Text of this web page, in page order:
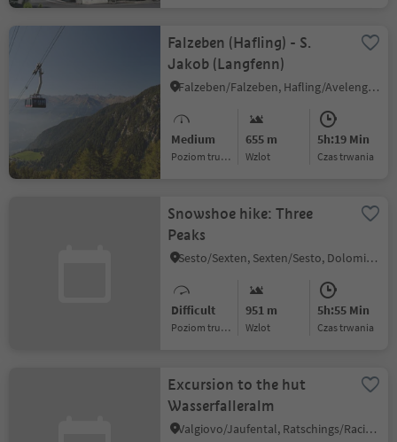
Falzeben (Hafling) - S.
Jakob (Langfenn)
Falzeben/Falzeben, Hafling/Avelengo, Bolzano/Bozen and environs
Medium
Poziom trudności
655 m
Wzlot
5h:19 Min
czas trwania
Snowshoe hike: Three
Peaks
Sesto/Sexten, Sexten/Sesto, Dolomites Region 3 Zinnen
Difficult
Poziom trudności
951 m
Wzlot
5h:55 Min
czas trwania
Excursion to the hut
Wasserfalleralm
Valgiovo/Jaufental, Ratschings/Racines, Sterzing/Vipiteno and environs